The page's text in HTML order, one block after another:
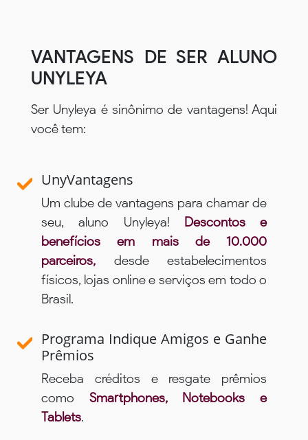
VANTAGENS DE SER ALUNO
UNYLEYA
Ser Unyleya é sinônimo de vantagens! Aqui
você tem:
UnyVantagens
Um clube de vantagens para chamar de
seu, aluno Unyleya! Descontos e
benefícios em mais de 10.000
parceiros, desde estabelecimentos
físicos, lojas online e serviços em todo o
Brasil.
Programa Indique Amigos e Ganhe
Prêmios
Receba créditos e resgate prêmios
como Smartphones, Notebooks e
Tablets.